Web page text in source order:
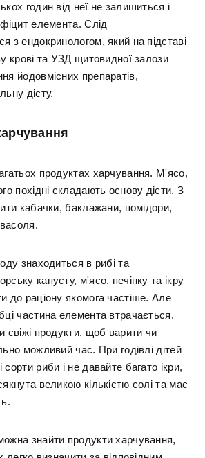
годин від неї не залишиться і
елемента. Слід
з ендокринологом, який на підставі
крові та УЗД щитовидної залози
йодовмісних препаратів,
дієту.
продуктах харчування. М'ясо,
похідні складають основу дієти. З
кабачки, баклажани, помідори,
знаходиться в рибі та
капусту, м'ясо, печінку та ікру
до раціону якомога частіше. Але
частина елемента втрачається.
свіжі продукти, щоб варити чи
можливий час. При годівлі дітей
риби і не давайте багато ікри,
великою кількістю солі та має
знайти продукти харчування,